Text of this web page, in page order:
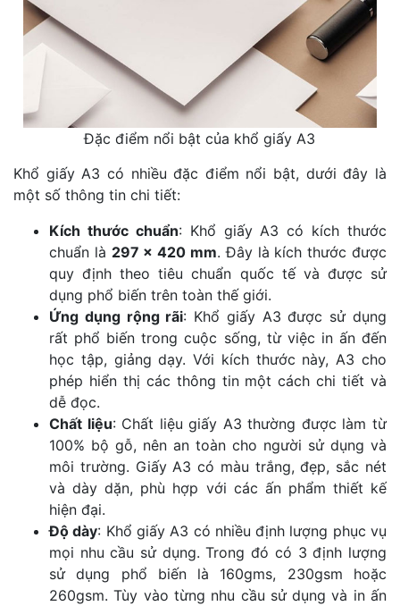
Đặc điểm nổi bật của khổ giấy A3
Khổ giấy A3 có nhiều đặc điểm nổi bật, dưới đây là
một số thông tin chi tiết:
Kích thước chuẩn: Khổ giấy A3 có kích thước
chuẩn là 297 x 420 mm. Đây là kích thước được
quy định theo tiêu chuẩn quốc tế và được sử
dụng phổ biến trên toàn thế giới.
Ứng dụng rộng rãi: Khổ giấy A3 được sử dụng
rất phổ biến trong cuộc sống, từ việc in ấn đến
học tập, giảng dạy. Với kích thước này, A3 cho
phép hiển thị các thông tin một cách chi tiết và
dễ đọc.
Chất liệu: Chất liệu giấy A3 thường được làm từ
100% bộ gỗ, nên an toàn cho người sử dụng và
môi trường. Giấy A3 có màu trắng, đẹp, sắc nét
và dày dặn, phù hợp với các ấn phẩm thiết kế
hiện đại.
Độ dày: Khổ giấy A3 có nhiều định lượng phục vụ
mọi nhu cầu sử dụng. Trong đó có 3 định lượng
sử dụng phổ biến là 160gms, 230gsm hoặc
260gsm. Tùy vào từng nhu cầu sử dụng và in ấn